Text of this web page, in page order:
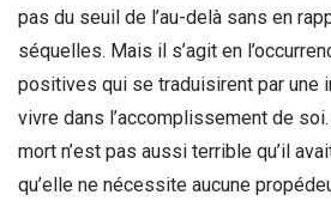
pas du seuil de l’au-delà sans en
séquelles. Mais il s’agit en
positives qui se traduisirent par une
vivre dans l’accomplissement de
mort n’est pas aussi terrible qu’il
qu’elle ne nécessite aucune